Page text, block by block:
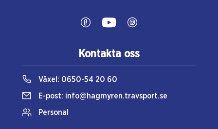
Kontakta oss
Växel: 0650-54 20 60
E-post: info@hagmyren.travsport.se
Personal